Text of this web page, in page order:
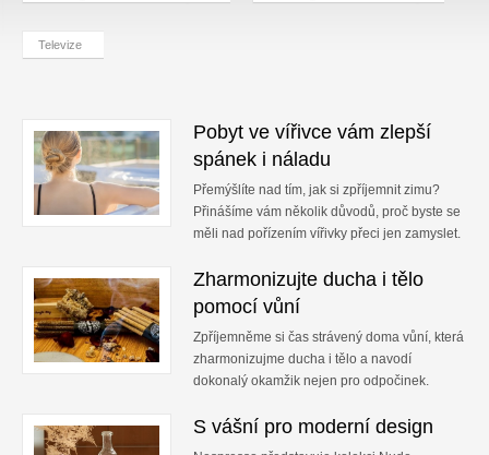
Televize
Pobyt ve vířivce vám zlepší
spánek i náladu
Přemýšlíte nad tím, jak si zpříjemnit zimu?
Přinášíme vám několik důvodů, proč byste se
měli nad pořízením vířivky přeci jen zamyslet.
Zharmonizujte ducha i tělo
pomocí vůní
Zpříjemněme si čas strávený doma vůní, která
zharmonizujme ducha i tělo a navodí
dokonalý okamžik nejen pro odpočinek.
S vášní pro moderní design